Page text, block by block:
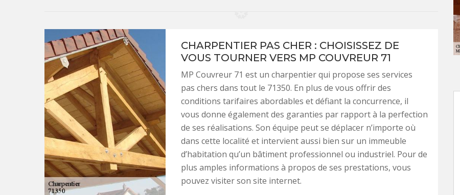
CHARPENTIER PAS CHER : CHOISISSEZ DE
VOUS TOURNER VERS MP COUVREUR 71
MP Couvreur 71 est un charpentier qui propose ses services
pas chers dans tout le 71350. En plus de vous offrir des
conditions tarifaires abordables et défiant la concurrence, il
vous donne également des garanties par rapport à la perfection
de ses réalisations. Son équipe peut se déplacer n’importe où
dans cette localité et intervient aussi bien sur un immeuble
d’habitation qu’un bâtiment professionnel ou industriel. Pour de
plus amples informations à propos de ses prestations, vous
pouvez visiter son site internet.